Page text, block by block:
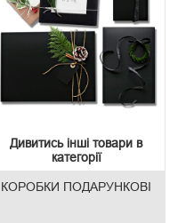
Дивитись інші товари в
категорії
КОРОБКИ ПОДАРУНКОВІ